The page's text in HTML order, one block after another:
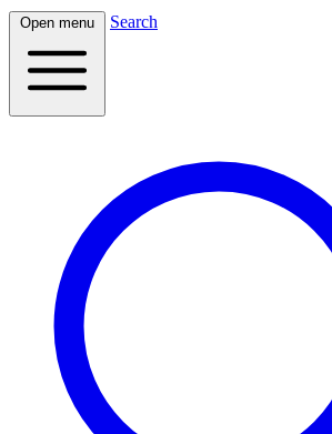
Open menu Search